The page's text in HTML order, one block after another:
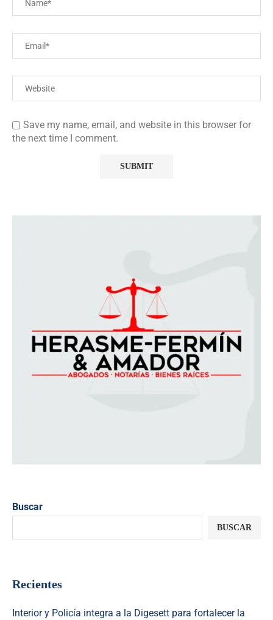
Save my name, email, and website in this browser for
the next time I comment.
Buscar
BUSCAR
Recientes
Interior y Policía integra a la Digesett para fortalecer la